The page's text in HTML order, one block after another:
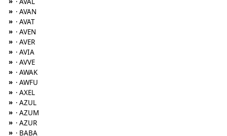
» · AVAN
» · AVAT
» · AVEN
» · AVER
» · AVIA
» · AVVE
» · AWAK
» · AWFU
» · AXEL
» · AZUL
» · AZUM
» · AZUR
» · BABA